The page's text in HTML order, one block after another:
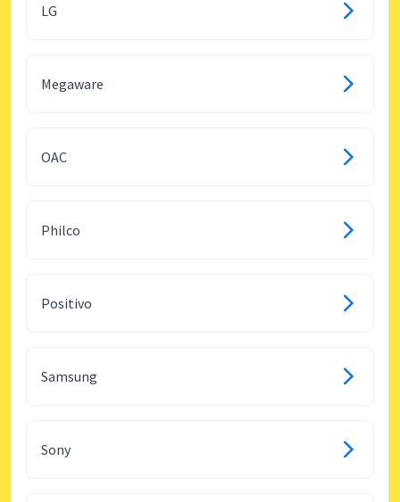
LG
Megaware
OAC
Philco
Positivo
Samsung
Sony